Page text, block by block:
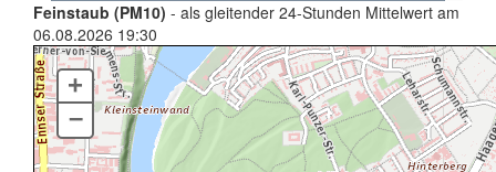
Feinstaub (PM10) - als gleitender 24-Stunden Mittelwert am
06.08.2026 19:30
+
–